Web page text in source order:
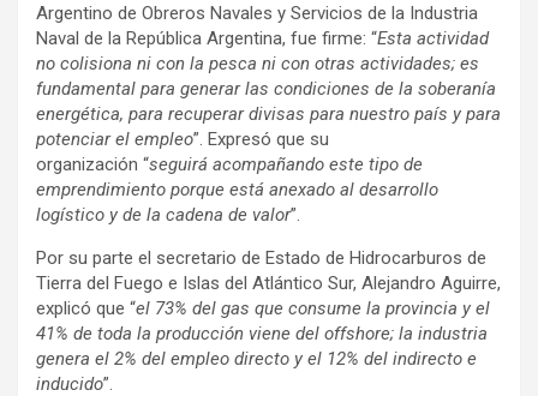
Argentino de Obreros Navales y Servicios de la Industria
Naval de la República Argentina, fue firme: “Esta actividad
no colisiona ni con la pesca ni con otras actividades; es
fundamental para generar las condiciones de la soberanía
energética, para recuperar divisas para nuestro país y para
potenciar el empleo”. Expresó que su
organización “seguirá acompañando este tipo de
emprendimiento porque está anexado al desarrollo
logístico y de la cadena de valor”.
Por su parte el secretario de Estado de Hidrocarburos de
Tierra del Fuego e Islas del Atlántico Sur, Alejandro Aguirre,
explicó que “el 73% del gas que consume la provincia y el
41% de toda la producción viene del offshore; la industria
genera el 2% del empleo directo y el 12% del indirecto e
inducido”.